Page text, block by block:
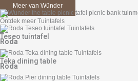
Meer van Wünder
Ontdek meer Tuintafels
Teseo tuintafel
Roda
Teka dining table
Roda